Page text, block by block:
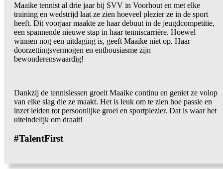
Maaike tennist al drie jaar bij SVV in Voorhout en met elke
training en wedstrijd laat ze zien hoeveel plezier ze in de sport
heeft. Dit voorjaar maakte ze haar debuut in de jeugdcompetitie,
een spannende nieuwe stap in haar tenniscarrière. Hoewel
winnen nog een uitdaging is, geeft Maaike niet op. Haar
doorzettingsvermogen en enthousiasme zijn
bewonderenswaardig!
Dankzij de tennislessen groeit Maaike continu en geniet ze volop
van elke slag die ze maakt. Het is leuk om te zien hoe passie en
inzet leiden tot persoonlijke groei en sportplezier. Dat is waar het
uiteindelijk om draait!
#TalentFirst